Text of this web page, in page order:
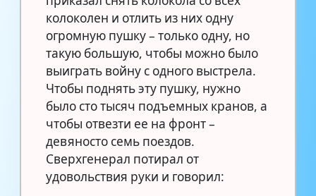
колоколен и отлить из них одну
огромную пушку – только одну, но
такую большую, чтобы можно было
выиграть войну с одного выстрела.
Чтобы поднять эту пушку, нужно
было сто тысяч подъемных кранов, а
чтобы отвезти ее на фронт –
девяносто семь поездов.
Сверхгенерал потирал от
удовольствия руки и говорил: